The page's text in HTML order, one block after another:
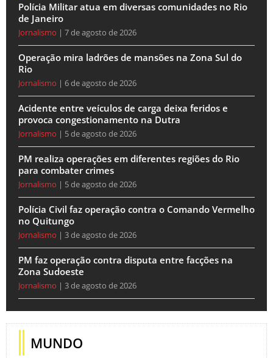
Polícia Militar atua em diversas comunidades no Rio
de Janeiro
Jornalismo 7 de agosto de 2026
Operação mira ladrões de mansões na Zona Sul do
Rio
Jornalismo 6 de agosto de 2026
Acidente entre veículos de carga deixa feridos e
provoca congestionamento na Dutra
Jornalismo 5 de agosto de 2026
PM realiza operações em diferentes regiões do Rio
para combater crimes
Jornalismo 5 de agosto de 2026
Polícia Civil faz operação contra o Comando Vermelho
no Quitungo
Jornalismo 3 de agosto de 2026
PM faz operação contra disputa entre facções na
Zona Sudoeste
Jornalismo 3 de agosto de 2026
MUNDO